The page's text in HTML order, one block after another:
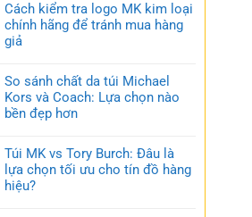
Cách kiểm tra logo MK kim loại
chính hãng để tránh mua hàng
giả
So sánh chất da túi Michael
Kors và Coach: Lựa chọn nào
bền đẹp hơn
Túi MK vs Tory Burch: Đâu là
lựa chọn tối ưu cho tín đồ hàng
hiệu?